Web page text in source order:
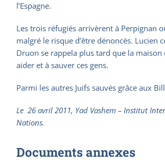
l’Espagne.
Les trois réfugiés arrivèrent à Perpignan
malgré le risque d’être dénoncés. Lucien
Druon se rappela plus tard que la
aider et à sauver ces gens.
Parmi les autres Juifs sauvés grâce aux
Le 26 avril 2011, Yad Vashem – Institut
Nations.
Documents annexes